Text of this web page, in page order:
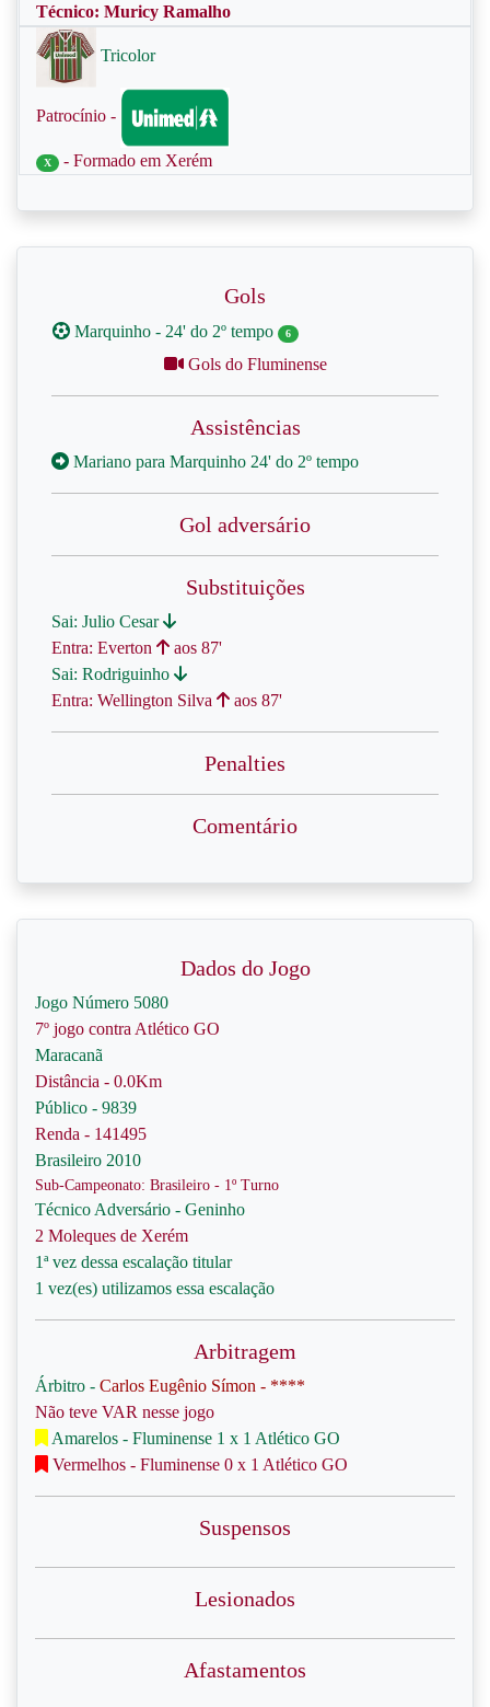
Técnico: Muricy Ramalho
Tricolor
Patrocínio -
X - Formado em Xerém
Gols
Marquinho - 24' do 2º tempo 6
Gols do Fluminense
Assistências
Mariano para Marquinho 24' do 2º tempo
Gol adversário
Substituições
Sai: Julio Cesar
Entra: Everton
aos 87'
Sai: Rodriguinho
Entra: Wellington Silva
aos 87'
Penalties
Comentário
Dados do Jogo
Jogo Número 5080
7º jogo contra Atlético GO
Maracanã
Distância - 0.0Km
Público - 9839
Renda - 141495
Brasileiro 2010
Sub-Campeonato: Brasileiro - 1º Turno
Técnico Adversário - Geninho
2 Moleques de Xerém
1ª vez dessa escalação titular
1 vez(es) utilizamos essa escalação
Arbitragem
Árbitro - Carlos Eugênio Símon - ****
Não teve VAR nesse jogo
Amarelos - Fluminense 1 x 1 Atlético GO
Vermelhos - Fluminense 0 x 1 Atlético GO
Suspensos
Lesionados
Afastamentos